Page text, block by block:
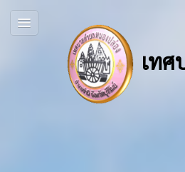
เทศ